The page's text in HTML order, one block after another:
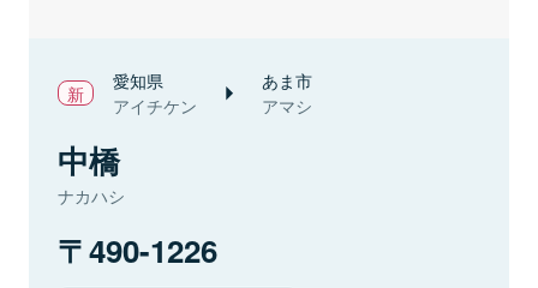
愛知県
アイチケン
あま市
アマシ
中橋
ナカハシ
490-1226